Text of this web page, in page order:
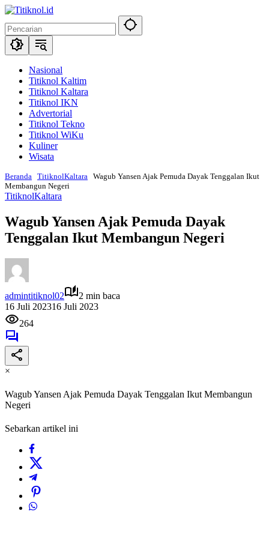
Langsung
konten
Nasional
Titiknol Kaltim
Titiknol Kaltara
Titiknol IKN
Advertorial
Titiknol Tekno
Titiknol WiKu
Kuliner
Wisata
Beranda TitiknolKaltara Wagub Yansen Ajak Pemuda Dayak Tenggalan Ikut
Membangun Negeri
TitiknolKaltara
Wagub Yansen Ajak Pemuda Dayak
Tenggalan Ikut Membangun Negeri
admintitiknol02
2 min baca
16 Juli 202316 Juli 2023
264
×
Wagub Yansen Ajak Pemuda Dayak Tenggalan Ikut Membangun
Negeri
Sebarkan artikel ini